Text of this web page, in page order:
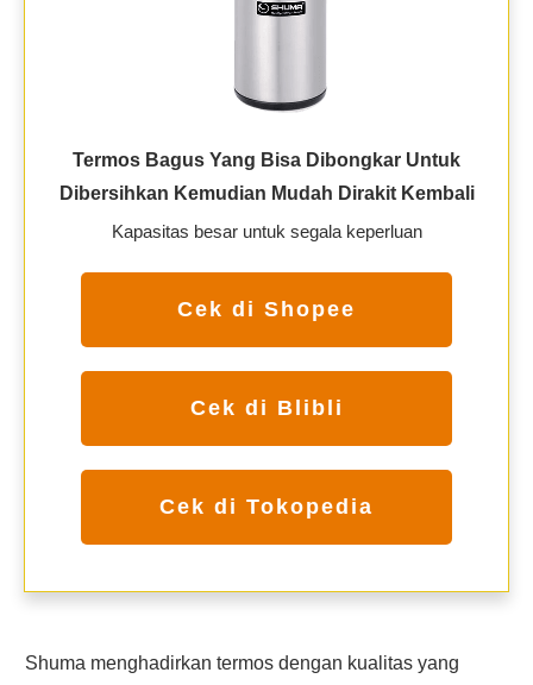
Termos Bagus Yang Bisa Dibongkar Untuk
Dibersihkan Kemudian Mudah Dirakit Kembali
Kapasitas besar untuk segala keperluan
Cek di Shopee
Cek di Blibli
Cek di Tokopedia
Shuma menghadirkan termos dengan kualitas yang